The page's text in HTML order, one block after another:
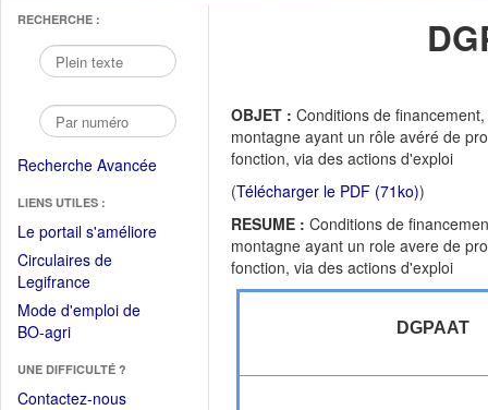
RECHERCHE :
Recherche Avancée
LIENS UTILES :
Le portail s'améliore(Fichier
Circulaires de
Legifrance(Ouvrir
dans
une
fenêtre)
Mode d'emploi de
BO-agri(Ouvrir
une
nouvelle
UNE DIFFICULTÉ ?
Contactez-nous
OBJET : Conditions de
montagne ayant un rôle avéré de
fonction, via des actions d'exploi
(Télécharger le PDF (71ko))
RESUME : Conditions de
montagne ayant un role avere de
fonction, via des actions d'exploi
DGPAAT